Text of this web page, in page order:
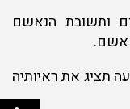
ותשובת הנאשם
אשם.
תציג את ראיותיה